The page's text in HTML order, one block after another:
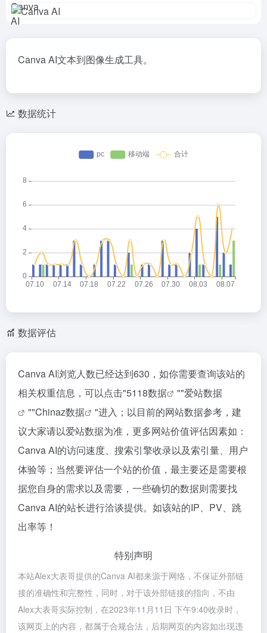
Canva AI文本到图像生成工具。
数据统计
数据评估
Canva AI浏览人数已经达到630，如你需要查询该站的
相关权重信息，可以点击"5118数据 ""爱站数据
""Chinaz数据
"进入；以目前的网站数据参考，建
议大家请以爱站数据为准，更多网站价值评估因素如：
Canva AI的访问速度、搜索引擎收录以及索引量、用户
体验等；当然要评估一个站的价值，最主要还是需要根
据您自身的需求以及需要，一些确切的数据则需要找
Canva AI的站长进行洽谈提供。如该站的IP、PV、跳
出率等！
特别声明
本站Alex大表哥提供的Canva AI都来源于网络，不保证外部链
接的准确性和完整性，同时，对于该外部链接的指向，不由
Alex大表哥实际控制，在2023年11月11日 下午9:40收录时，
该网页上的内容，都属于合规合法，后期网页的内容如出现违